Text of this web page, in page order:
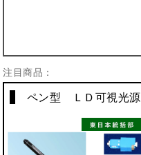
注目商品：
ペン型 ＬＤ可視光源